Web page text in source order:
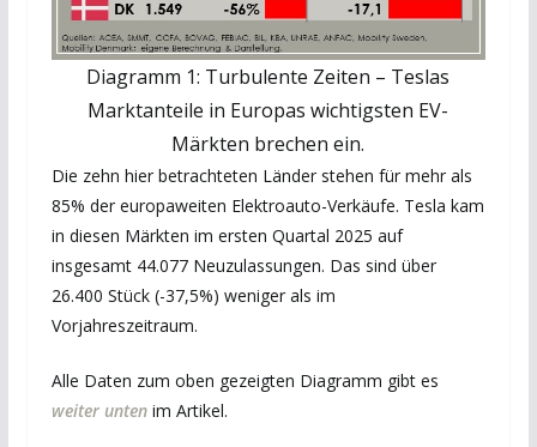
Diagramm 1: Turbulente Zeiten – Teslas
Marktanteile in Europas wichtigsten EV-
Märkten brechen ein.
Die zehn hier betrachteten Länder stehen für mehr als
85% der europaweiten Elektroauto-Verkäufe. Tesla kam
in diesen Märkten im ersten Quartal 2025 auf
insgesamt 44.077 Neuzulassungen. Das sind über
26.400 Stück (-37,5%) weniger als im
Vorjahreszeitraum.
Alle Daten zum oben gezeigten Diagramm gibt es
weiter untenim Artikel.